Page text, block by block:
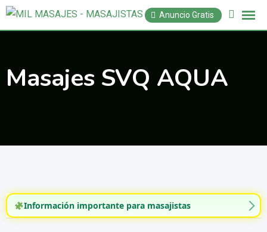
Saltar
Anuncio Gratis
Masajes SVQ AQUA
Información importante para masajistas